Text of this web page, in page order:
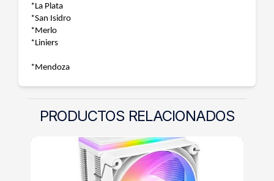
*La Plata
*San Isidro
*Merlo
*Liniers
*Mendoza
PRODUCTOS RELACIONADOS